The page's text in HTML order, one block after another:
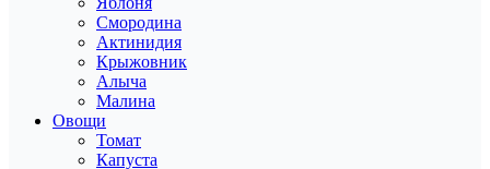
Смородина
Актинидия
Крыжовник
Алыча
Малина
Овощи
Томат
Капуста